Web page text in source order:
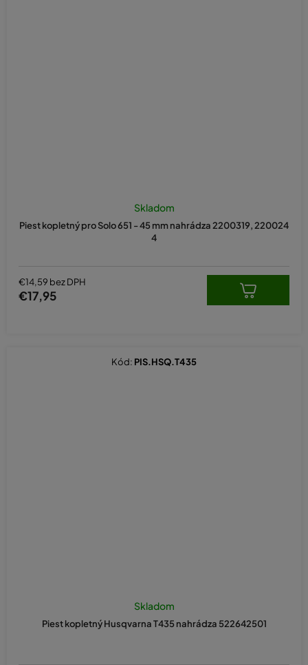
Piest kopletný pro Solo 651 - 45 mm nahrádza 2200319, 220024
4
Skladom
€14,59 bez DPH
€17,95
Piest kopletný Husqvarna T435 nahrádza 522642501
Skladom
Kód: PIS.HSQ.T435